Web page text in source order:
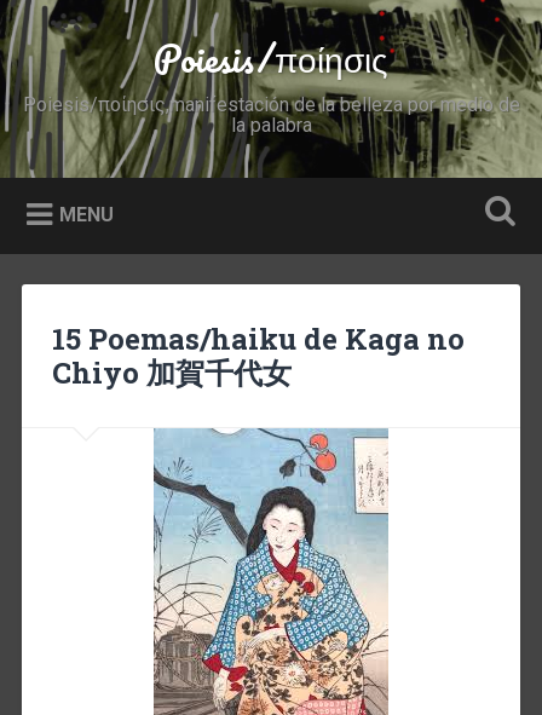
Skip
to
content
Search Poiesis/ποίησις
Poiesis/ποίησις,manifestación de la belleza por medio de
la palabra
MENU
15 Poemas/haiku de Kaga no
Chiyo 加賀千代女